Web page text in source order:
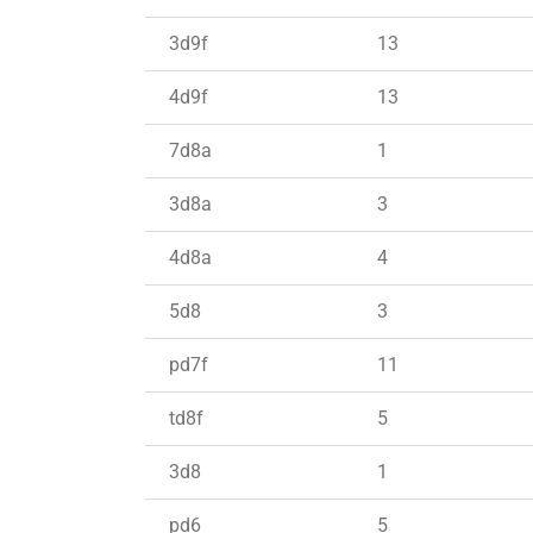
3d9f 13
4d9f 13
7d8a 1
3d8a 3
4d8a 4
5d8 3
pd7f 11
td8f 5
3d8 1
pd6 5